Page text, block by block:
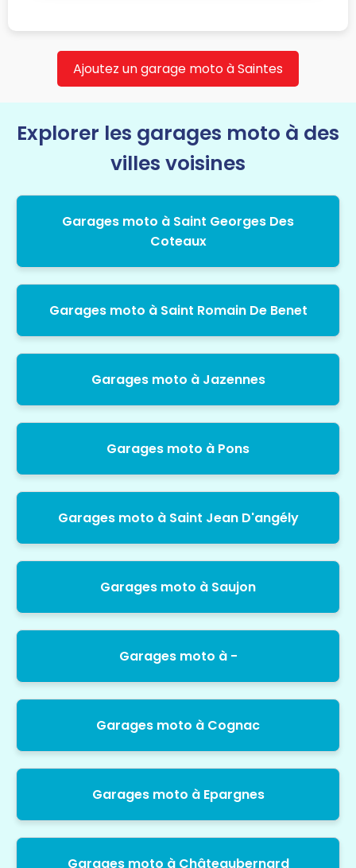
Ajoutez un garage moto à Saintes
Explorer les garages moto à des
villes voisines
Garages moto à Saint Georges Des
Coteaux
Garages moto à Saint Romain De Benet
Garages moto à Jazennes
Garages moto à Pons
Garages moto à Saint Jean D'angély
Garages moto à Saujon
Garages moto à -
Garages moto à Cognac
Garages moto à Epargnes
Garages moto à Châteaubernard